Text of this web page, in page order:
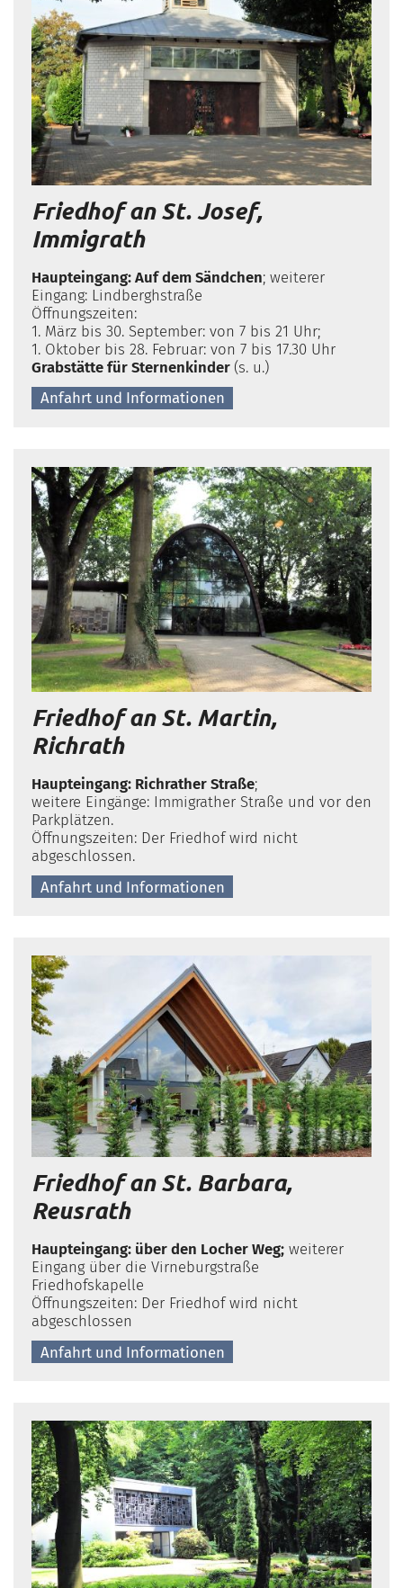
Friedhof an St. Josef,
Immigrath
Haupteingang: Auf dem Sändchen; weiterer
Eingang: Lindberghstraße
Öffnungszeiten:
1. März bis 30. September: von 7 bis 21 Uhr;
1. Oktober bis 28. Februar: von 7 bis 17.30 Uhr
Grabstätte für Sternenkinder (s. u.)
Anfahrt und Informationen
Friedhof an St. Martin,
Richrath
Haupteingang: Richrather Straße;
weitere Eingänge: Immigrather Straße und vor den
Parkplätzen.
Öffnungszeiten: Der Friedhof wird nicht
abgeschlossen.
Anfahrt und Informationen
Friedhof an St. Barbara,
Reusrath
Haupteingang: über den Locher Weg; weiterer
Eingang über die Virneburgstraße
Friedhofskapelle
Öffnungszeiten: Der Friedhof wird nicht
abgeschlossen
Anfahrt und Informationen